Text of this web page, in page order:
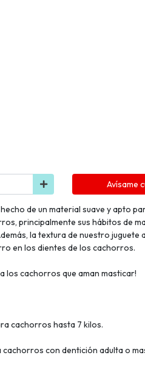
Avísame
hecho de un material suave y apto
principalmente sus hábitos de
la textura de nuestro juguete
en los dientes de los cachorros.
los cachorros que aman masticar!
cachorros hasta 7 kilos.
cachorros con dentición adulta o